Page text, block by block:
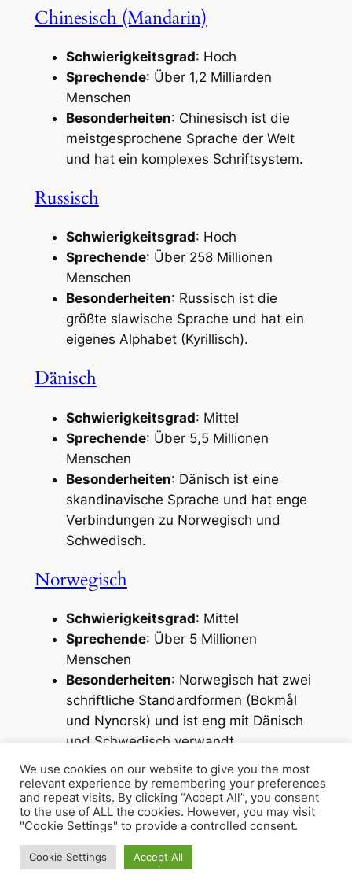
Chinesisch (Mandarin)
Schwierigkeitsgrad: Hoch
Sprechende: Über 1,2 Milliarden
Menschen
Besonderheiten: Chinesisch ist die
meistgesprochene Sprache der Welt
und hat ein komplexes Schriftsystem.
Russisch
Schwierigkeitsgrad: Hoch
Sprechende: Über 258 Millionen
Menschen
Besonderheiten: Russisch ist die
größte slawische Sprache und hat ein
eigenes Alphabet (Kyrillisch).
Dänisch
Schwierigkeitsgrad: Mittel
Sprechende: Über 5,5 Millionen
Menschen
Besonderheiten: Dänisch ist eine
skandinavische Sprache und hat enge
Verbindungen zu Norwegisch und
Schwedisch.
Norwegisch
Schwierigkeitsgrad: Mittel
Sprechende: Über 5 Millionen
Menschen
Besonderheiten: Norwegisch hat zwei
schriftliche Standardformen (Bokmål
und Nynorsk) und ist eng mit Dänisch
und Schwedisch verwandt.
Schwedisch
Schwierigkeitsgrad: Mittel
Sprechende: Über 10 Millionen
Menschen
We use cookies on our website to give you the most
relevant experience by remembering your preferences
and repeat visits. By clicking “Accept All”, you consent
to the use of ALL the cookies. However, you may visit
"Cookie Settings" to provide a controlled consent.
Cookie Settings Accept All